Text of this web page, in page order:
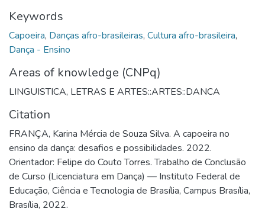
Keywords
Capoeira, Danças afro-brasileiras, Cultura afro-brasileira,
Dança - Ensino
Areas of knowledge (CNPq)
LINGUISTICA, LETRAS E ARTES::ARTES::DANCA
Citation
FRANÇA, Karina Mércia de Souza Silva. A capoeira no
ensino da dança: desafios e possibilidades. 2022.
Orientador: Felipe do Couto Torres. Trabalho de Conclusão
de Curso (Licenciatura em Dança) — Instituto Federal de
Educação, Ciência e Tecnologia de Brasília, Campus Brasília,
Brasília, 2022.